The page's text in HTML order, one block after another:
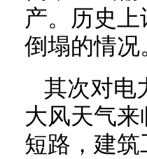
产。历史
倒塌的情况
其次对电
大风天气来
短路，建